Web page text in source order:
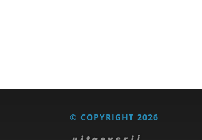
© COPYRIGHT 2026